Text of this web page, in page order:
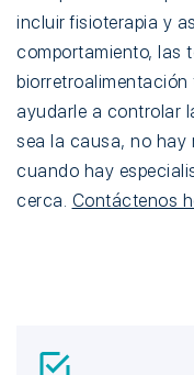
incluir fisioterapia y
comportamiento, las
biorretroalimentación
ayudarle a controlar
sea la causa, no hay
cuando hay
cerca. Contáctenos